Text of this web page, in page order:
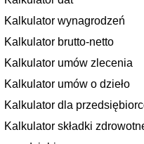
Kalkulator wynagrodzeń
Kalkulator brutto-netto
Kalkulator umów zlecenia
Kalkulator umów o dzieło
Kalkulator dla
Kalkulator składki